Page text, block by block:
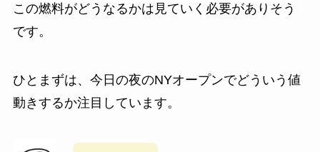
この燃料がどうなるかは見ていく必要がありそう
です。
ひとまずは、今日の夜のNYオープンでどういう値
動きするか注目しています。